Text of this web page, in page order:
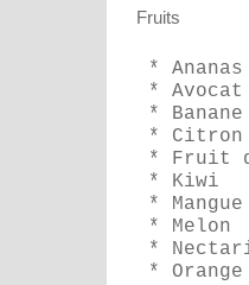
Fruits
* Ananas
* Avocat
* Banane
* Citron
* Fruit
* Kiwi
* Mangue
* Melon
*
* Orange